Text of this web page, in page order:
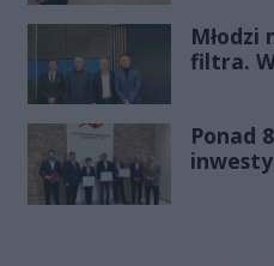
Rekord
Młodzi
filtra.
Ponad